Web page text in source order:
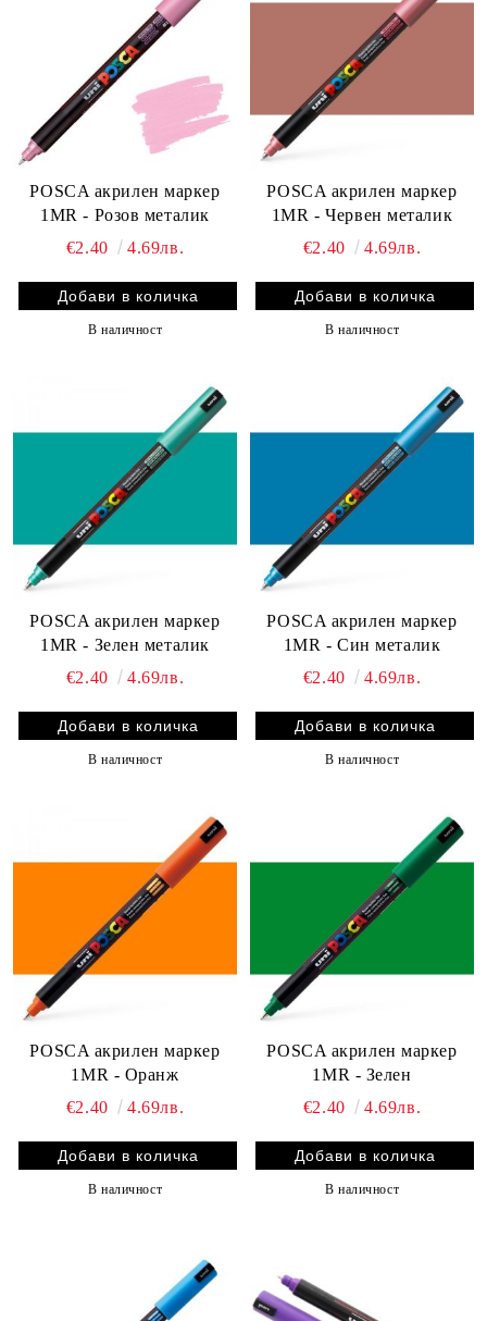
POSCA акрилен маркер
1MR - Розов металик
€2.40
4.69лв.
В наличност
POSCA акрилен маркер
1MR - Червен металик
€2.40
4.69лв.
В наличност
POSCA акрилен маркер
1MR - Зелен металик
€2.40
4.69лв.
В наличност
POSCA акрилен маркер
1MR - Син металик
€2.40
4.69лв.
В наличност
POSCA акрилен маркер
1MR - Оранж
€2.40
4.69лв.
В наличност
POSCA акрилен маркер
1MR - Зелен
€2.40
4.69лв.
В наличност